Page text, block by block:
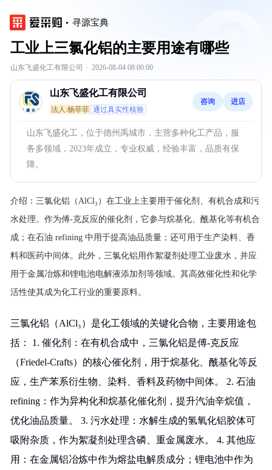
寻源宝典
工业上三氯化铝的主要用途有哪些
山东飞盛化工有限公司 · 2026-08-04 08:00:00
山东飞盛化工有限公司
法人:杨菲菲 通过真实性核验
咨询 进店
山东飞盛化工，位于德州禹城市，主营多种化工产品，服
务多领域，2023年成立，专业权威，经验丰富，品质有保
障。
介绍： 三氯化铝（AlCl₃）在工业上主要用于催化剂、有机合成和污
水处理。作为傅-克反应的催化剂，它参与烷基化、酰基化等有机合
成；在石油 refining 中用于提高油品质量；还可用于生产染料、香
料和医药中间体。此外，三氯化铝用作絮凝剂处理工业废水，并应
用于金属冶炼和锂电池电解液添加剂等领域。其高效催化性和化学
活性使其成为化工行业的重要原料。
三氯化铝（AlCl₃）是化工领域的关键化合物，主要用途包
括： 1. 催化剂：在有机合成中，三氯化铝是傅-克反应
（Friedel-Crafts）的核心催化剂，用于烷基化、酰基化等反
应，生产苯系衍生物、染料、香料及药物中间体。 2. 石油
refining：作为异构化和烷基化催化剂，提升汽油辛烷值，
优化油品质量。 3. 污水处理：水解生成的氢氧化铝胶体可
吸附杂质，作为絮凝剂处理含磷、重金属废水。 4. 其他应
用：在金属铝冶炼中作为熔盐电解质成分；锂电池中作为